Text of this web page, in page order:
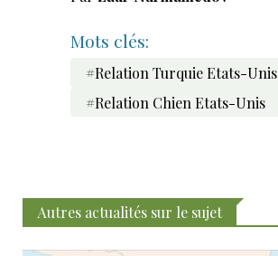
Mots clés:
#Relation Turquie Etats-Unis
#Relation Chien Etats-Unis
Autres actualités sur le sujet